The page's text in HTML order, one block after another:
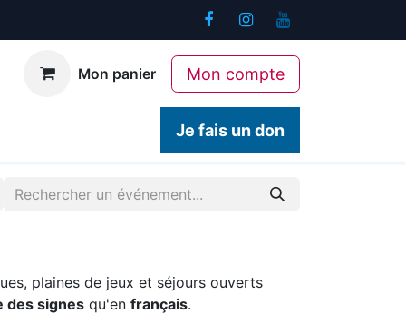
Mon panier Mon compte
Je fais un don
plaines de jeux et séjours ouverts
des signes qu'en français.